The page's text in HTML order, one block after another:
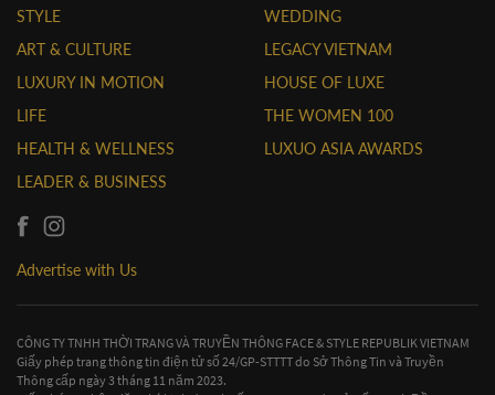
STYLE
ART & CULTURE
LUXURY IN MOTION
LIFE
HEALTH & WELLNESS
LEADER & BUSINESS
WEDDING
LEGACY VIETNAM
HOUSE OF LUXE
THE WOMEN 100
LUXUO ASIA AWARDS
Advertise with Us
CÔNG TY TNHH THỜI TRANG VÀ TRUYỀN THÔNG FACE & STYLE REPUBLIK VIETNAM
Giấy phép trang thông tin điện tử số 24/GP-STTTT do Sở Thông Tin và Truyền
Thông cấp ngày 3 tháng 11 năm 2023.